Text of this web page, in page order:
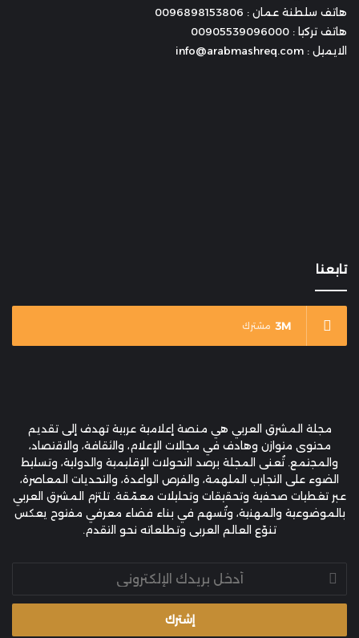
هاتف سلطنة عمان : 0096898153806
هاتف تركيا : 00905539096000
الايميل : info@arabmashreq.com
تابعنا
3M مشترك
مجلة المشرق العربي هي منصة إعلامية عربية تهدف إلى تقديم
محتوى متوازن وهادف في مجالات الإعلام، والثقافة، والاقتصاد،
والمجتمع. تُعنى المجلة برصد التحولات الإقليمية والدولية، وتسليط
الضوء على التجارب الملهمة، والفرص الواعدة، والتحديات المعاصرة،
عبر تغطيات صحفية وتحقيقات وتحليلات معمّقة. تلتزم المشرق العربي
بالموضوعية والمهنية، وتُسهم في بناء فضاء معرفي مفتوح يعكس
تنوّع العالم العربي وتطلعاته نحو التقدم.
بريدك
الإلكتروني